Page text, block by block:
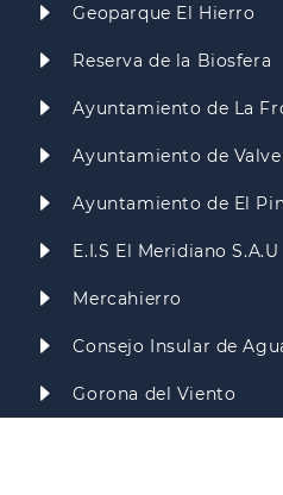
Geoparque El Hierro
Reserva de la Biosfera
Ayuntamiento de La
Ayuntamiento de
Ayuntamiento de El
E.I.S El Meridiano S.A.U
Mercahierro
Consejo Insular de
Gorona del Viento